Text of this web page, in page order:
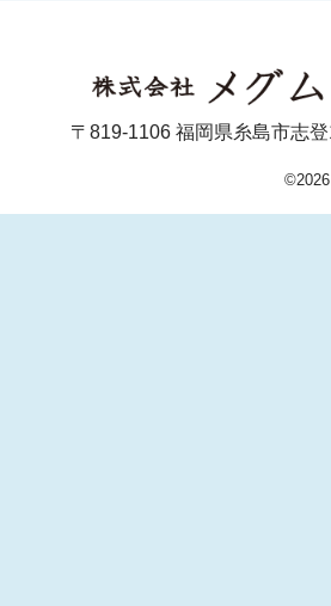
〒819-1106 福岡県糸島市志